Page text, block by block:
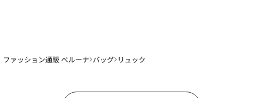
ファッション通販 ベルーナ バッグ リュック